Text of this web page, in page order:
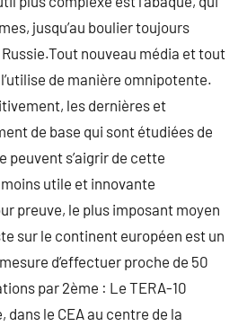
jusqu’au boulier toujours
nouveau média et tout
de manière omnipotente.
les dernières et
de base qui sont étudiées de
peuvent s’aigrir de cette
utile et innovante
preuve, le plus imposant moyen
sur le continent européen est un
d’effectuer proche de 50
par 2ème : Le TERA-10
dans le CEA au centre de la